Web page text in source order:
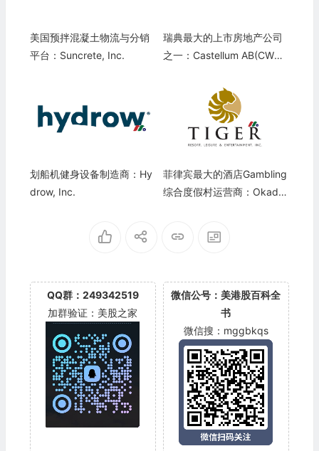
美国预拌混凝土物流与分销
平台：Suncrete, Inc.
瑞典最大的上市房地产公司
之一：Castellum AB(CWQX
划船机健身设备制造商：Hy
drow, Inc.
菲律宾最大的酒店Gambling
综合度假村运营商：Okada
QQ群：249342519
加群验证：美股之家
微信公号：美港股百科全
书
微信搜：mggbkqs